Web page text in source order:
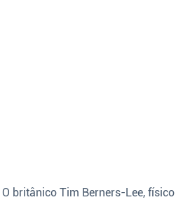
O britânico Tim Berners-Lee, físico